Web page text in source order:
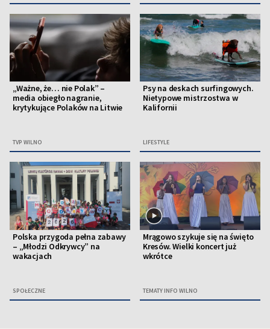
„Ważne, że… nie Polak” –
media obiegło nagranie,
krytykujące Polaków na Litwie
TVP WILNO
Psy na deskach surfingowych.
Nietypowe mistrzostwa w
Kalifornii
LIFESTYLE
Polska przygoda pełna zabawy
– „Młodzi Odkrywcy” na
wakacjach
SPOŁECZNE
Mrągowo szykuje się na święto
Kresów. Wielki koncert już
wkrótce
TEMATY INFO WILNO